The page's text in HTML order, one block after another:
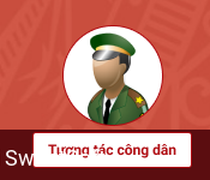
SweetSoft